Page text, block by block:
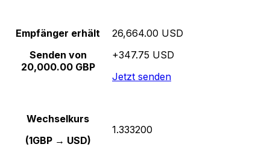
Empfänger erhält
Senden von
20,000.00 GBP
26,664.00 USD
+347.75 USD
Jetzt senden
Wechselkurs
(1GBP → USD)
1.333200